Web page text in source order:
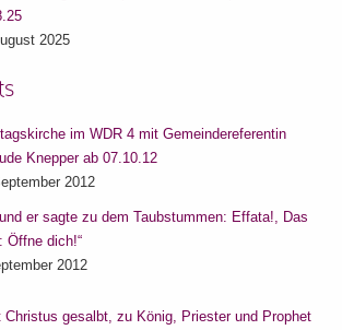
2025
im WDR 4 mit Gemeindereferentin
Knepper ab 07.10.12
2012
er sagte zu dem Taubstummen: Effata!, Das
Öffne dich!“
2012
Christus gesalbt, zu König, Priester und Prophet